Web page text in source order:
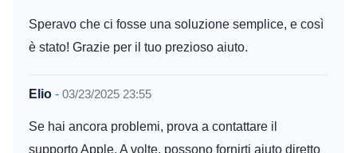
Speravo che ci fosse una soluzione semplice, e così
è stato! Grazie per il tuo prezioso aiuto.
Elio - 03/23/2025 23:55
Se hai ancora problemi, prova a contattare il
supporto Apple. A volte, possono fornirti aiuto diretto